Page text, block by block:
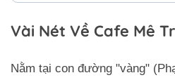
Vài Nét Về Cafe Mê
Nằm tại con đường "vàng"